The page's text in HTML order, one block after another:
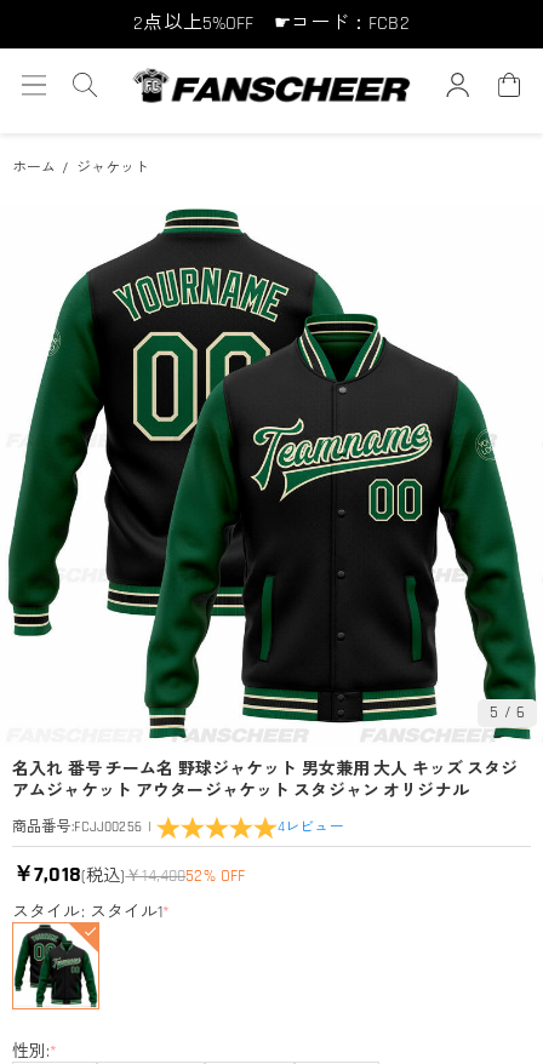
10点以上10%OFF ☛コード：FCB10
15点以上15%OFF ☛コード：FCB15
ホーム ジャケット
5 / 6
名入れ 番号 チーム名 野球ジャケット 男女兼用 大人 キッズ スタジ
アムジャケット アウタージャケット スタジャン オリジナル
商品番号:FCJJ00256 | 4 レビュー
￥7,018(税込)￥14,40052% OFF
スタイル: スタイル1*
性別:*